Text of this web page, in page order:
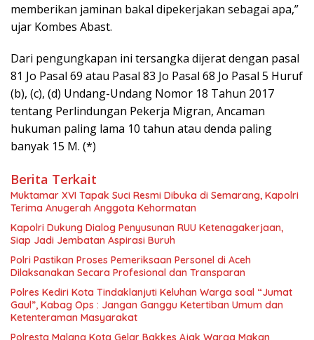
memberikan jaminan bakal dipekerjakan sebagai apa,”
ujar Kombes Abast.
Dari pengungkapan ini tersangka dijerat dengan pasal
81 Jo Pasal 69 atau Pasal 83 Jo Pasal 68 Jo Pasal 5 Huruf
(b), (c), (d) Undang-Undang Nomor 18 Tahun 2017
tentang Perlindungan Pekerja Migran, Ancaman
hukuman paling lama 10 tahun atau denda paling
banyak 15 M. (*)
Berita Terkait
Muktamar XVI Tapak Suci Resmi Dibuka di Semarang, Kapolri
Terima Anugerah Anggota Kehormatan
Kapolri Dukung Dialog Penyusunan RUU Ketenagakerjaan,
Siap Jadi Jembatan Aspirasi Buruh
Polri Pastikan Proses Pemeriksaan Personel di Aceh
Dilaksanakan Secara Profesional dan Transparan
Polres Kediri Kota Tindaklanjuti Keluhan Warga soal “Jumat
Gaul”, Kabag Ops : Jangan Ganggu Ketertiban Umum dan
Ketenteraman Masyarakat
Polresta Malang Kota Gelar Bakkes Ajak Warga Makan